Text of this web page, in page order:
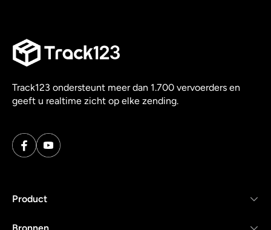
Track123 ondersteunt meer dan 1.700 vervoerders en
geeft u realtime zicht op elke zending.
Product